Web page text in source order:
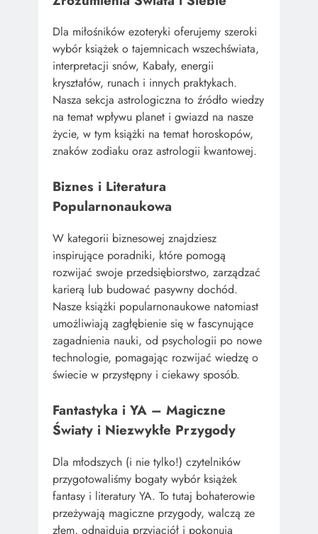
Dla miłośników ezoteryki oferujemy szeroki
wybór książek o tajemnicach wszechświata,
interpretacji snów, Kabały, energii
kryształów, runach i innych praktykach.
Nasza sekcja astrologiczna to źródło wiedzy
na temat wpływu planet i gwiazd na nasze
życie, w tym książki na temat horoskopów,
znaków zodiaku oraz astrologii kwantowej.
Biznes i Literatura
Popularnonaukowa
W kategorii biznesowej znajdziesz
inspirujące poradniki, które pomogą
rozwijać swoje przedsiębiorstwo, zarządzać
karierą lub budować pasywny dochód.
Nasze książki popularnonaukowe natomiast
umożliwiają zagłębienie się w fascynujące
zagadnienia nauki, od psychologii po nowe
technologie, pomagając rozwijać wiedzę o
świecie w przystępny i ciekawy sposób.
Fantastyka i YA – Magiczne
Światy i Niezwykłe Przygody
Dla młodszych (i nie tylko!) czytelników
przygotowaliśmy bogaty wybór książek
fantasy i literatury YA. To tutaj bohaterowie
przeżywają magiczne przygody, walczą ze
złem, odnajdują przyjaciół i pokonują